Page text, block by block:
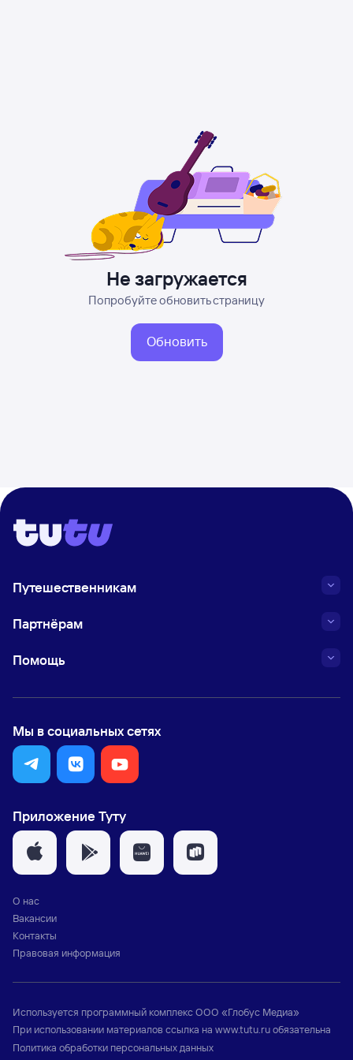
Не загружается
Попробуйте обновить страницу
Обновить
Путешественникам
Партнёрам
Помощь
Мы в социальных сетях
Приложение Туту
О нас
Вакансии
Контакты
Правовая информация
Используется программный комплексООО «Глобус Медиа»
При использовании материалов ссылка на www.tutu.ruобязательна
Политика обработки персональных данных